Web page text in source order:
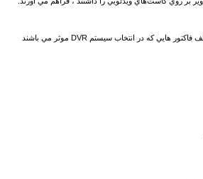
بر اساس کاربرد در پروژه هاي مختلف فاکتور هايي که در انتخاب سيستم DVR موثر مي باشند